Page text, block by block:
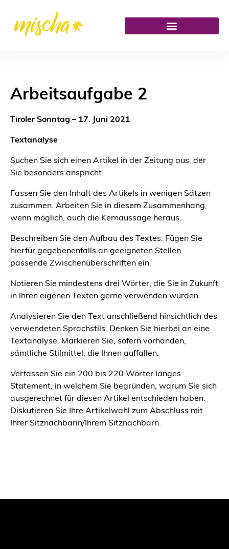
Arbeitsaufgabe 2
Tiroler Sonntag – 17. Juni 2021
Textanalyse
Suchen Sie sich einen Artikel in der Zeitung aus, der
Sie besonders anspricht.
Fassen Sie den Inhalt des Artikels in wenigen Sätzen
zusammen. Arbeiten Sie in diesem Zusammenhang,
wenn möglich, auch die Kernaussage heraus.
Beschreiben Sie den Aufbau des Textes. Fügen Sie
hierfür gegebenenfalls an geeigneten Stellen
passende Zwischenüberschriften ein.
Notieren Sie mindestens drei Wörter, die Sie in Zukunft
in Ihren eigenen Texten gerne verwenden würden.
Analysieren Sie den Text anschließend hinsichtlich des
verwendeten Sprachstils. Denken Sie hierbei an eine
Textanalyse. Markieren Sie, sofern vorhanden,
sämtliche Stilmittel, die Ihnen auffallen.
Verfassen Sie ein 200 bis 220 Wörter langes
Statement, in welchem Sie begründen, warum Sie sich
ausgerechnet für diesen Artikel entschieden haben.
Diskutieren Sie Ihre Artikelwahl zum Abschluss mit
Ihrer Sitznachbarin/Ihrem Sitznachbarn.